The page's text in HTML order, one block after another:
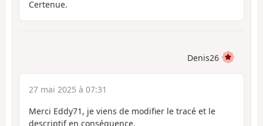
Certenue.
Denis26
27 mai 2025 à 07:31
Merci Eddy71, je viens de modifier le tracé et le
descriptif en conséquence.